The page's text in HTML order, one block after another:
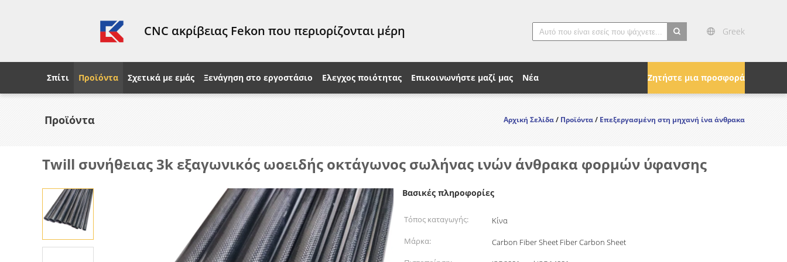
CNC ακρίβειας Fekon που περιορίζονται μέρη Greek
Ζητήστε μια προσφορά
Σπίτι Προϊόντα Σχετικά με εμάς Ξενάγηση στο εργοστάσιο Ελεγχος ποιότητας Επικοινωνήστε μαζί μας Νέα
Προϊόντα Αρχική Σελίδα/Προϊόντα/Επεξεργασμένη στη μηχανή ίνα άνθρακα
Twill συνήθειας 3k εξαγωνικός ωοειδής οκτάγωνος σωλήνας ινών άνθρακα φορμών ύφανσης
Βασικές πληροφορίες
Τόπος καταγωγής:
Κίνα
Μάρκα:
Carbon Fiber Sheet Fiber Carbon Sheet